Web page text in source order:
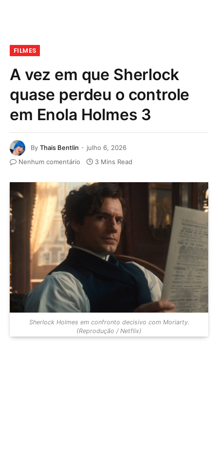
FILMES
A vez em que Sherlock
quase perdeu o controle
em Enola Holmes 3
By Thais Bentlin
julho 6, 2026
Nenhum comentário
3 Mins Read
Sherlock Holmes em confronto decisivo com Moriarty.
(Reprodução / Netflix)